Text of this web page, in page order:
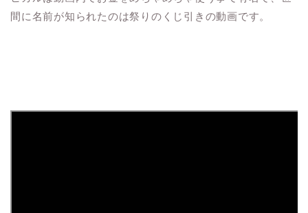
間に名前が知られたのは祭りのくじ引きの動画です。